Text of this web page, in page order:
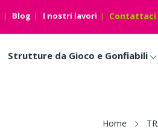
Contattaci
Blog I nostri lavori
Strutture da Gioco e Gonfiabili
Home